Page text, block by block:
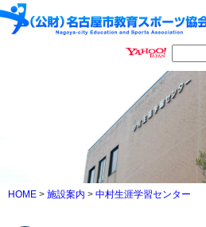
HOME > 施設案内 > 中村生涯学習センター